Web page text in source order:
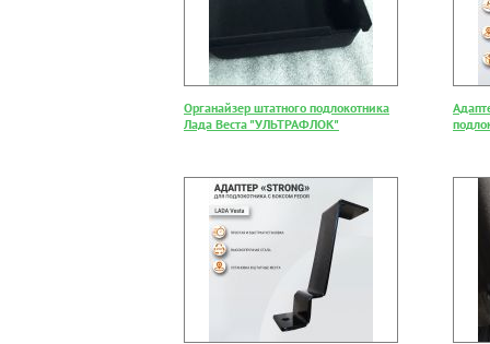
Органайзер штатного подлокотника
Лада Веста "УЛЬТРАФЛОК"